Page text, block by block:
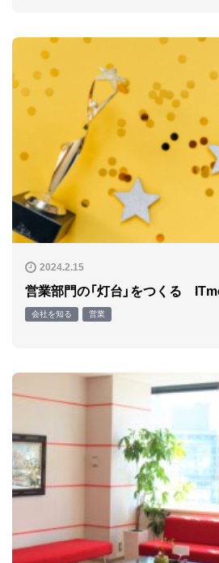
2024.2.15
営業部門の「灯台」をつくる
会社を知る 営業